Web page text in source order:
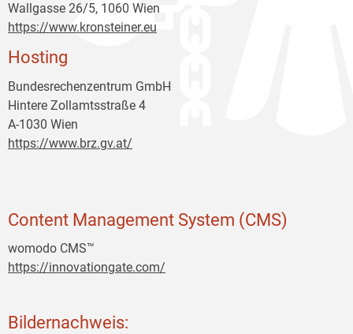
Wallgasse 26/5, 1060 Wien
https://www.kronsteiner.eu
Hosting
Bundesrechenzentrum GmbH
Hintere Zollamtsstraße 4
A-1030 Wien
https://www.brz.gv.at/
Content Management System (CMS)
womodo CMS™
https://innovationgate.com/
Bildernachweis: